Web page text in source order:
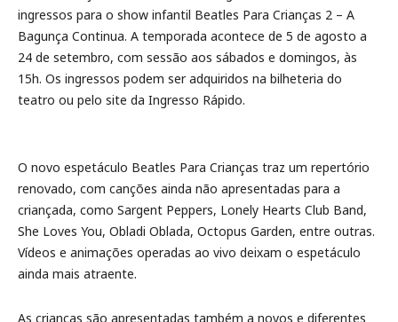
ingressos para o show infantil Beatles Para Crianças 2 – A
Bagunça Continua. A temporada acontece de 5 de agosto a
24 de setembro, com sessão aos sábados e domingos, às
15h. Os ingressos podem ser adquiridos na bilheteria do
teatro ou pelo site da Ingresso Rápido.
O novo espetáculo Beatles Para Crianças traz um repertório
renovado, com canções ainda não apresentadas para a
criançada, como Sargent Peppers, Lonely Hearts Club Band,
She Loves You, Obladi Oblada, Octopus Garden, entre outras.
Vídeos e animações operadas ao vivo deixam o espetáculo
ainda mais atraente.
As crianças são apresentadas também a novos e diferentes